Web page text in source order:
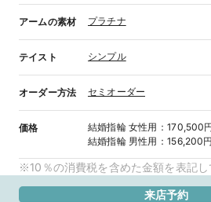
アームの素材 プラチナ
テイスト シンプル
オーダー方法 セミオーダー
価格 結婚指輪 女性用 ：170,500
結婚指輪 男性用 ：156,200円
※10％の消費税を含めた金額を表記し
来店予約